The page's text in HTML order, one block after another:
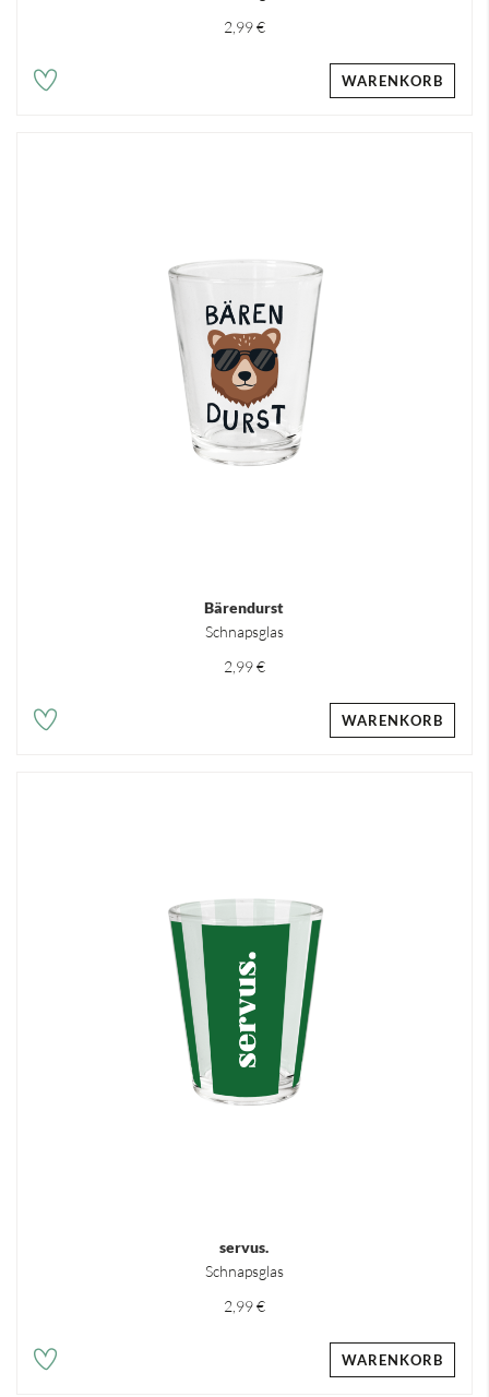
2,99 €
WARENKORB
Bärendurst
Schnapsglas
2,99 €
WARENKORB
servus.
Schnapsglas
2,99 €
WARENKORB